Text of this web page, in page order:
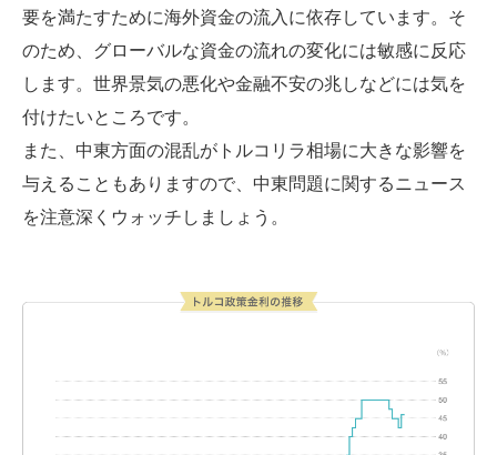
要を満たすために海外資金の流入に依存しています。そ
のため、グローバルな資金の流れの変化には敏感に反応
します。世界景気の悪化や金融不安の兆しなどには気を
付けたいところです。
また、中東方面の混乱がトルコリラ相場に大きな影響を
与えることもありますので、中東問題に関するニュース
を注意深くウォッチしましょう。